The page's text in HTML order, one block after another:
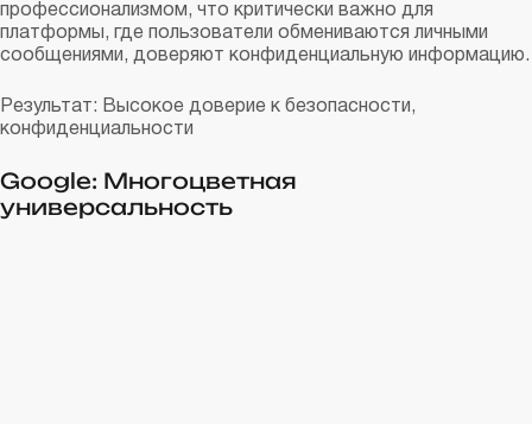
профессионализмом, что критически важно для
платформы, где пользователи обмениваются личными
сообщениями, доверяют конфиденциальную информацию.
Результат: Высокое доверие к безопасности,
конфиденциальности
Google: Многоцветная
универсальность